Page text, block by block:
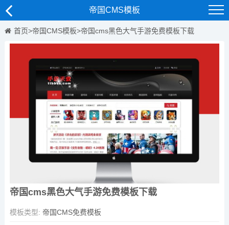
帝国CMS模板
首页>帝国CMS模板>帝国cms黑色大气手游免费模板下载
帝国cms黑色大气手游免费模板下载
模板类型: 帝国CMS免费模板